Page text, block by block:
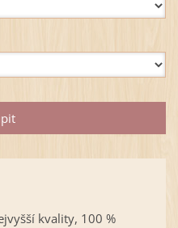
kvality, 100 %